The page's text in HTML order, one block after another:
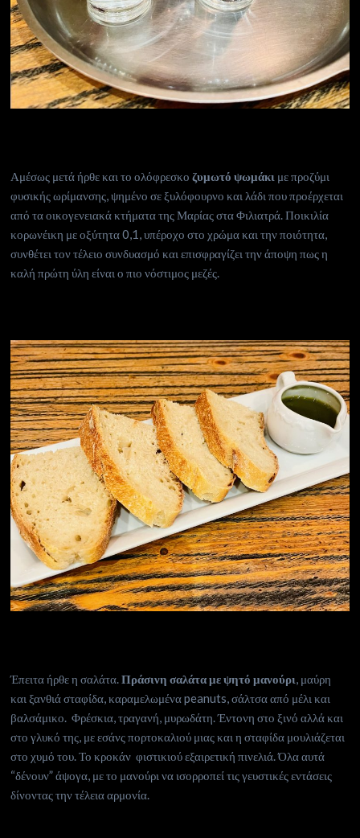
Αμέσως μετά ήρθε και το ολόφρεσκο ζυμωτό ψωμάκι με προζύμι
φυσικής ωρίμανσης, ψημένο σε ξυλόφουρνο και λάδι που προέρχεται
από τα οικογενειακά κτήματα της Μαρίας στα Φιλιατρά. Ποικιλία
κορωνέικη με οξύτητα 0,1, υπέροχο στο χρώμα και την ποιότητα,
συνθέτει τον τέλειο συνδυασμό και επισφραγίζει την άποψη πως η
καλή πρώτη ύλη είναι ο πιο νόστιμος μεζές.
Έπειτα ήρθε η σαλάτα.Πράσινη σαλάτα με ψητό μανούρι, μαύρη
και ξανθιά σταφίδα, καραμελωμένα peanuts, σάλτσα από μέλι και
βαλσάμικο. Φρέσκια, τραγανή, μυρωδάτη. Έντονη στο ξινό αλλά και
στο γλυκό της, με εσάνς πορτοκαλιού μιας και η σταφίδα μουλιάζεται
στο χυμό του. Το κροκάν φιστικιού εξαιρετική πινελιά. Όλα αυτά
“δένουν” άψογα, με το μανούρι να ισορροπεί τις γευστικές εντάσεις
δίνοντας την τέλεια αρμονία.